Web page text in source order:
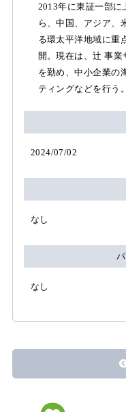
2013年に東証一部に
ら、中国、アジア、
る環太平洋地域に重
開。現在は、辻 事
を勤め、中小企業の
ティングなどを行う。
2024/07/02
なし
なし